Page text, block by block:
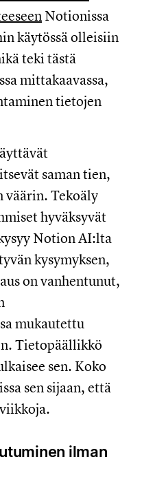
Notionissa
käytössä olleisiin
teki tästä
mittakaavassa,
tietojen
saman tien,
väärin. Tekoäly
hyväksyvät
Notion AI:lta
kysymyksen,
on vanhentunut,
mukautettu
Tietopäällikkö
sen. Koko
sen sijaan, että
ilman